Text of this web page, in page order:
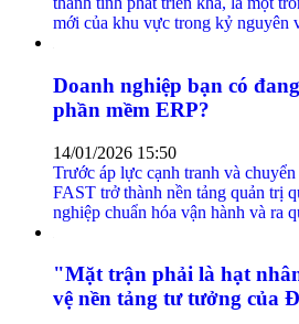
mới của khu vực trong kỷ nguyên
Doanh nghiệp bạn có
phần mềm ERP?
14/01/2026 15:50
Trước áp lực cạnh tranh và
FAST trở thành nền tảng quản trị
nghiệp chuẩn hóa vận hành và ra
"Mặt trận phải là hạt
vệ nền tảng tư tưởng của